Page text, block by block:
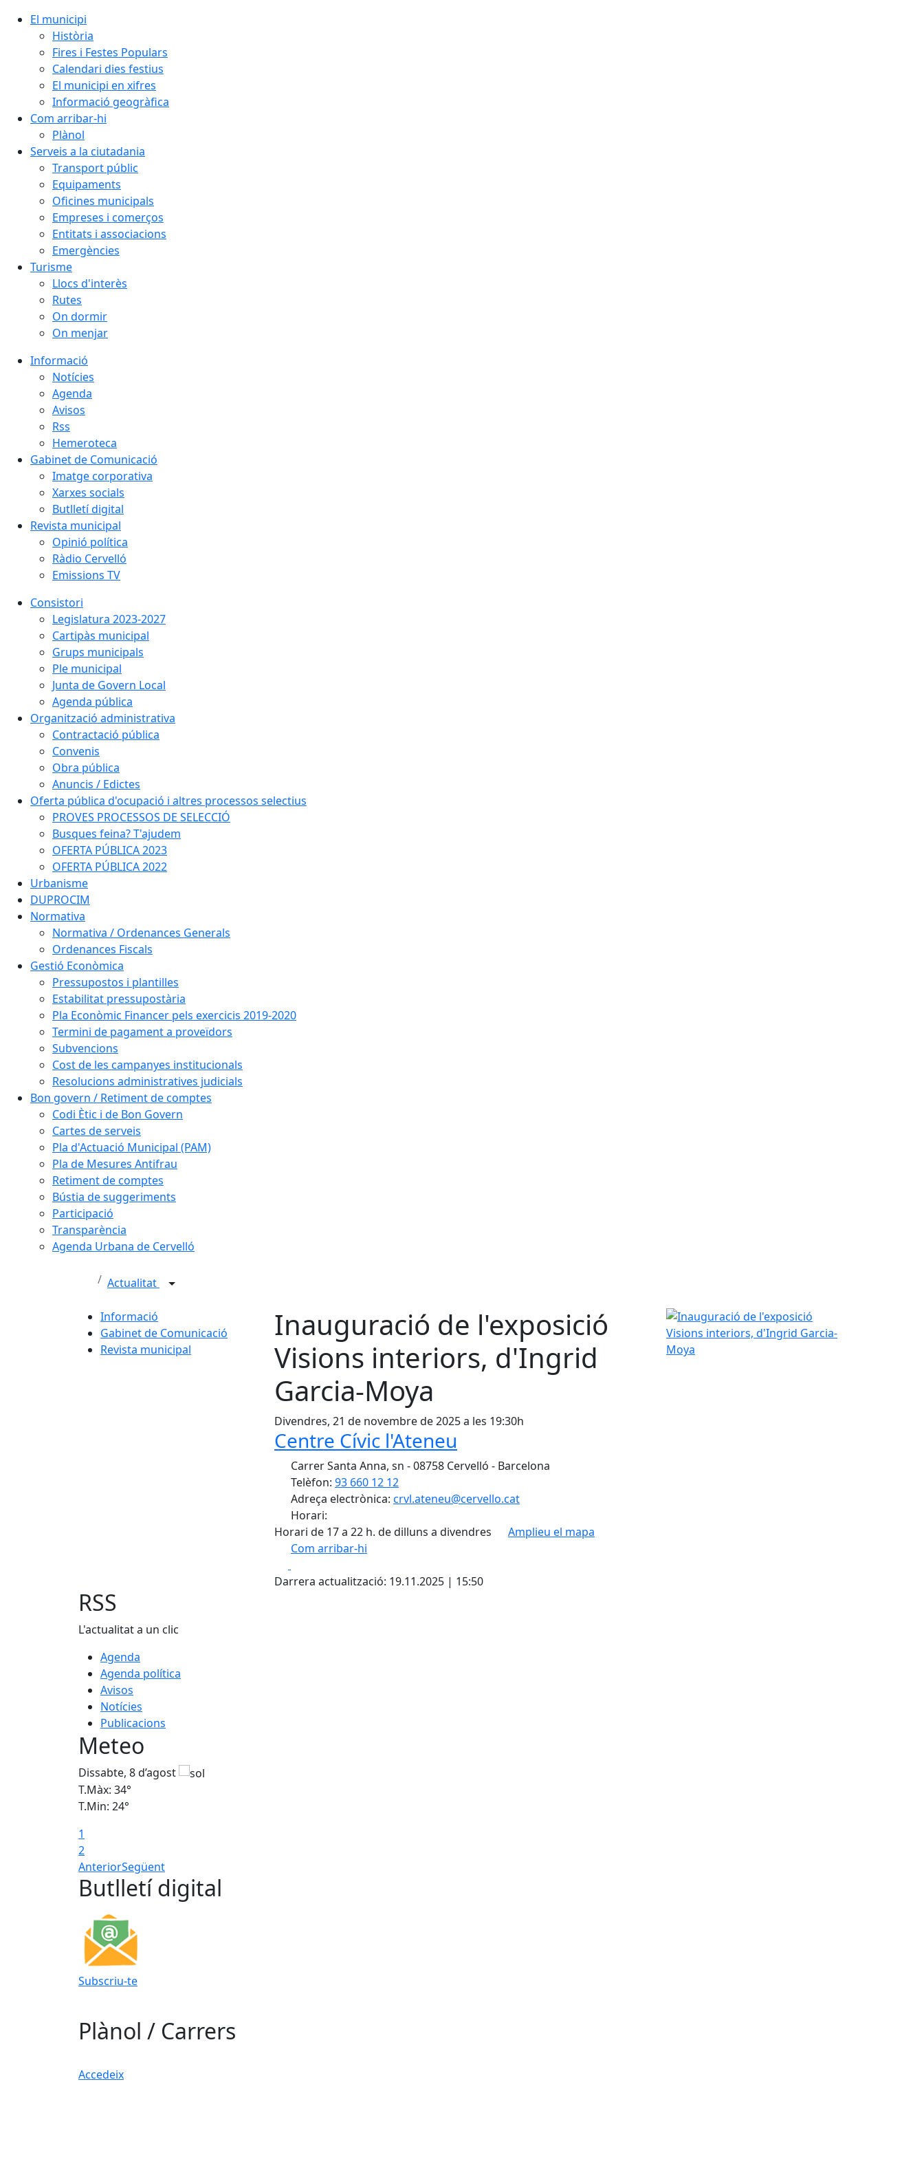
El municipi
Història
Fires i Festes Populars
Calendari dies festius
El municipi en xifres
Informació geogràfica
Com arribar-hi
Plànol
Serveis a la ciutadania
Transport públic
Equipaments
Oficines municipals
Empreses i comerços
Entitats i associacions
Emergències
Turisme
Llocs d'interès
Rutes
On dormir
On menjar
Informació
Notícies
Agenda
Avisos
Rss
Hemeroteca
Gabinet de Comunicació
Imatge corporativa
Xarxes socials
Butlletí digital
Revista municipal
Opinió política
Ràdio Cervelló
Emissions TV
Consistori
Legislatura 2023-2027
Cartipàs municipal
Grups municipals
Ple municipal
Junta de Govern Local
Agenda pública
Organització administrativa
Contractació pública
Convenis
Obra pública
Anuncis / Edictes
Oferta pública d'ocupació i altres processos selectius
PROVES PROCESSOS DE SELECCIÓ
Busques feina? T'ajudem
OFERTA PÚBLICA 2023
OFERTA PÚBLICA 2022
Urbanisme
DUPROCIM
Normativa
Normativa / Ordenances Generals
Ordenances Fiscals
Gestió Econòmica
Pressupostos i plantilles
Estabilitat pressupostària
Pla Econòmic Financer pels exercicis 2019-2020
Termini de pagament a proveïdors
Subvencions
Cost de les campanyes institucionals
Resolucions administratives judicials
Bon govern / Retiment de comptes
Codi Ètic i de Bon Govern
Cartes de serveis
Pla d'Actuació Municipal (PAM)
Pla de Mesures Antifrau
Retiment de comptes
Bústia de suggeriments
Participació
Transparència
Agenda Urbana de Cervelló
Actualitat
Informació
Gabinet de Comunicació
Revista municipal
Inauguració de l'exposició
Visions interiors, d'Ingrid
Garcia-Moya
Divendres, 21 de novembre de 2025 a les 19:30h
Centre Cívic l'Ateneu
Carrer Santa Anna, sn - 08758 Cervelló - Barcelona
Telèfon: 93 660 12 12
Adreça electrònica: crvl.ateneu@cervello.cat
Horari:
Horari de 17 a 22 h. de dilluns a divendres
Amplieu el mapa
Com arribar-hi
+
Darrera actualització: 19.11.2025 | 15:50
Inauguració de l'exposició Visions interiors,
RSS
L'actualitat a un clic
Agenda
Agenda política
Avisos
Notícies
Publicacions
Meteo
Dissabte, 8 d’agost
T.Màx: 34°
T.Min: 24°
1
2
AnteriorSegüent
Butlletí digital
Subscriu-te
Plànol / Carrers
Accedeix